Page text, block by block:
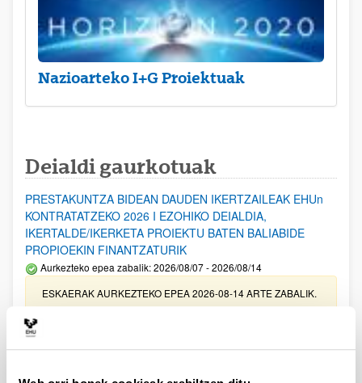
Nazioarteko I+G Proiektuak
Deialdi gaurkotuak
PRESTAKUNTZA BIDEAN DAUDEN IKERTZAILEAK EHUn
KONTRATATZEKO 2026 I EZOHIKO DEIALDIA,
IKERTALDE/IKERKETA PROIEKTU BATEN BALIABIDE
PROPIOEKIN FINANTZATURIK
Aurkezteko epea zabalik: 2026/08/07 - 2026/08/14
ESKAERAK AURKEZTEKO EPEA 2026-08-14 ARTE ZABALIK.
UPV/EHUn Azpiegitura Zientifikoa eta Funts Bibliografikoak
erosi eta berritzeko laguntzak 2026